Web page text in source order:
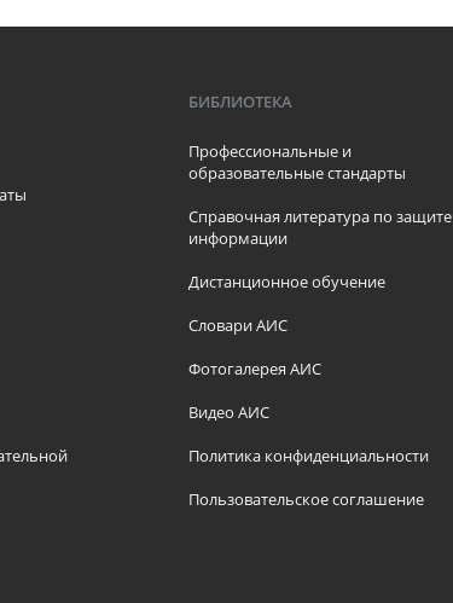
БИБЛИОТЕКА
Профессиональные и
образовательные стандарты
Справочная литература по защите
информации
Дистанционное обучение
Словари АИС
Фотогалерея АИС
Видео АИС
Политика конфиденциальности
Пользовательское соглашение